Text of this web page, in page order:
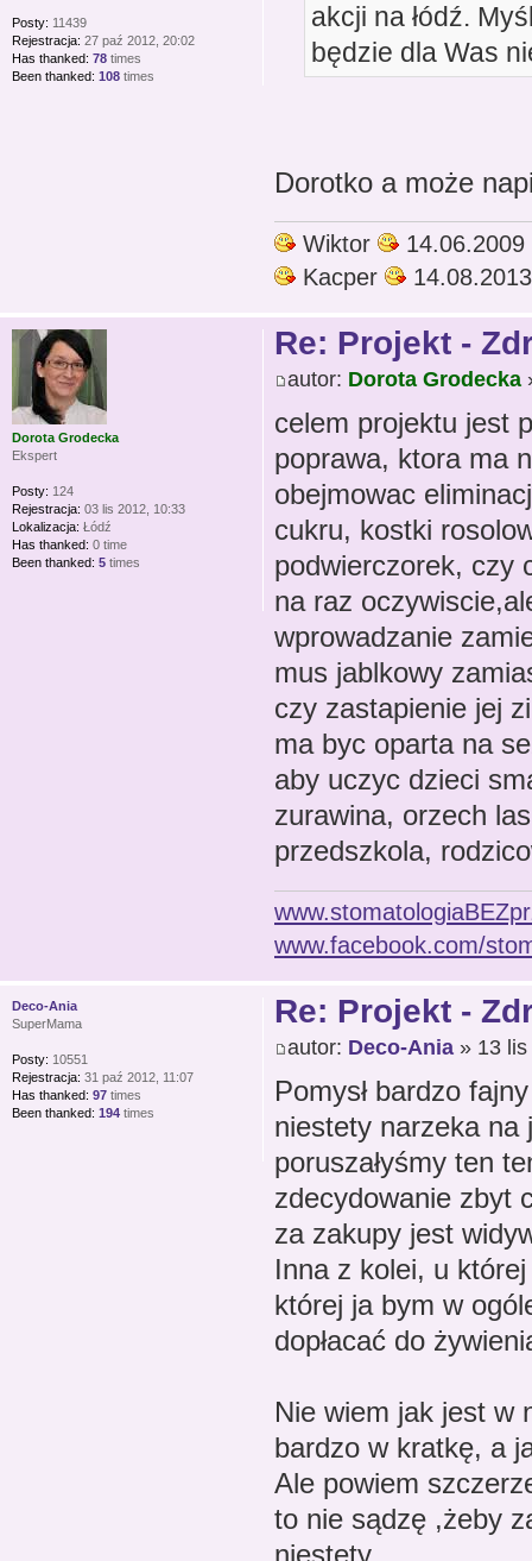
akcji na łódź.
będzie dla Was
Dorotko a może
Wiktor
14.06.2009
Kacper
14.08.2013
Posty: 11439
Rejestracja: 27 paź 2012, 20:02
Has thanked: 78 times
Been thanked: 108 times
Re: Projekt -
autor: Dorota Grodecka
celem projektu jest
poprawa, ktora ma
obejmowac
cukru, kostki
podwierczorek, czy
na raz
wprowadzanie
mus jablkowy
czy zastapienie jej
ma byc oparta na
aby uczyc dzieci
zurawina, orzech
przedszkola,
www.facebook.com/
Dorota Grodecka
Ekspert
Posty: 124
Rejestracja: 03 lis 2012, 10:33
Lokalizacja: Łódź
Has thanked: 0 time
Been thanked: 5 times
Re: Projekt -
autor: Deco-Ania» 13 lis
Pomysł bardzo
niestety narzeka na
poruszałyśmy ten
zdecydowanie zbyt
za zakupy jest
Inna z kolei, u
której ja bym w
dopłacać do
Nie wiem jak jest w
bardzo w kratkę, a
Ale powiem
to nie sądzę ,żeby
Deco-Ania
SuperMama
Posty: 10551
Rejestracja: 31 paź 2012, 11:07
Has thanked: 97 times
Been thanked: 194 times